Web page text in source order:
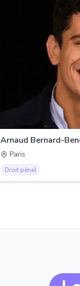
Arnaud Bernard-
Paris
Droit pénal